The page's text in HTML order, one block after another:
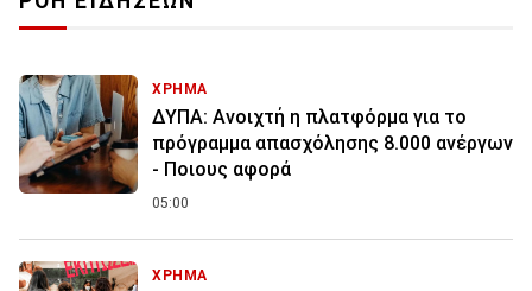
ΧΡΗΜΑ
ΔΥΠΑ: Ανοιχτή η πλατφόρμα για το
πρόγραμμα απασχόλησης 8.000 ανέργων
- Ποιους αφορά
05:00
ΧΡΗΜΑ